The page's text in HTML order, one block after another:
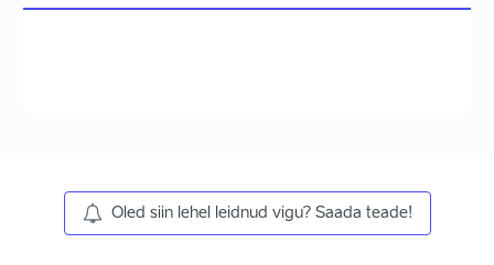
Oled siin lehel leidnud vigu? Saada teade!